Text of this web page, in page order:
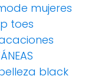
mujeres
toes
black